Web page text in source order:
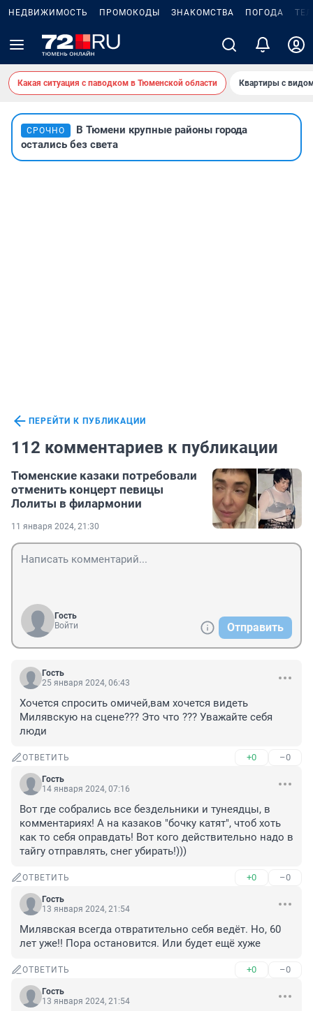
НЕДВИЖИМОСТЬ ПРОМОКОДЫ ЗНАКОМСТВА ПОГОДА
Какая ситуация с паводком в Тюменской области Квартиры с
СРОЧНО
В Тюмени крупные районы города
остались без света
ПЕРЕЙТИ К ПУБЛИКАЦИИ
112 комментариев к публикации
Тюменские казаки потребовали
отменить концерт певицы
Лолиты в филармонии
11 января 2024, 21:30
Гость
Войти
Отправить
Гость
25 января 2024, 06:43
Хочется спросить омичей,вам хочется видеть
Милявскую на сцене??? Это что ??? Уважайте себя
люди
ОТВЕТИТЬ +0 –0
Гость
14 января 2024, 07:16
Вот где собрались все бездельники и тунеядцы, в
комментариях! А на казаков "бочку катят", чтоб хоть
как то себя оправдать! Вот кого действительно надо в
тайгу отправлять, снег убирать!)))
ОТВЕТИТЬ +0 –0
Гость
13 января 2024, 21:54
Милявская всегда отвратительно себя ведёт. Но, 60
лет уже!! Пора остановится. Или будет ещё хуже
ОТВЕТИТЬ +0 –0
Гость
13 января 2024, 21:54